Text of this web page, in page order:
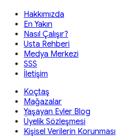
Hakkımızda
En Yakın
Nasıl Çalışır?
Usta Rehberi
Medya Merkezi
SSS
İletişim
Koçtaş
Mağazalar
Yaşayan Evler Blog
Üyelik Sözleşmesi
Kişisel Verilerin Korunması